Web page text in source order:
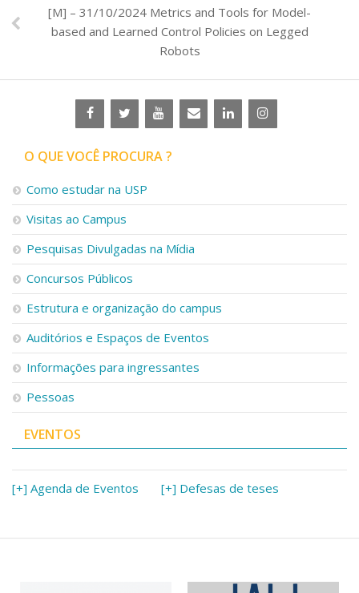
[M] – 31/10/2024 Metrics and Tools for Model-
based and Learned Control Policies on Legged
Robots
O QUE VOCÊ PROCURA ?
Como estudar na USP
Visitas ao Campus
Pesquisas Divulgadas na Mídia
Concursos Públicos
Estrutura e organização do campus
Auditórios e Espaços de Eventos
Informações para ingressantes
Pessoas
EVENTOS
[+] Agenda de Eventos [+] Defesas de teses